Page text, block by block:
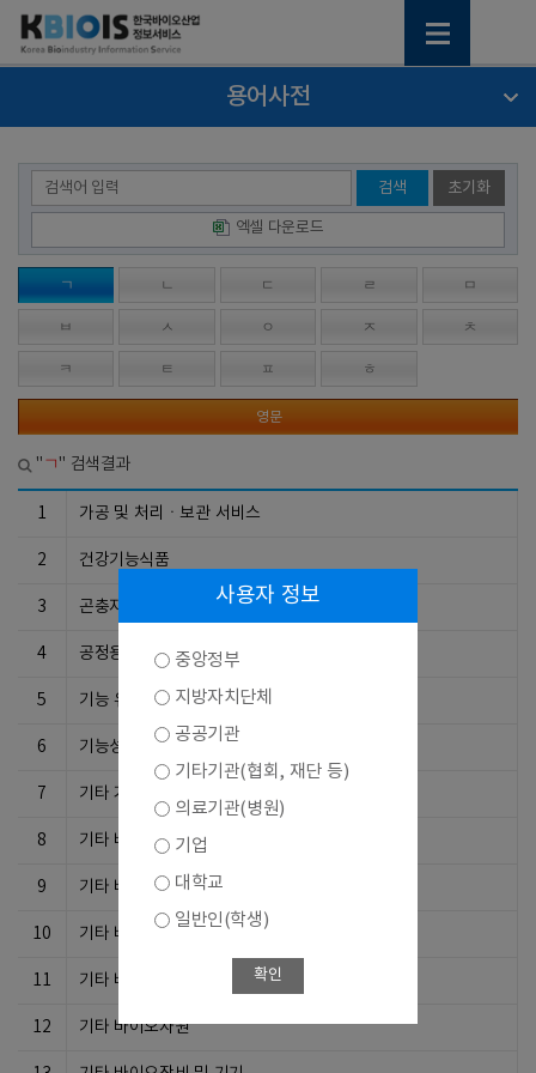
용어사전
검색 초기화
엑셀 다운로드
ㄱ ㄴ ㄷ ㄹ ㅁ
ㅂ ㅅ ㅇ ㅈ ㅊ
ㅋ ㅌ ㅍ ㅎ
영문
"ㄱ" 검색결과
1 가공 및 처리ㆍ보관 서비스
2 건강기능식품
3 곤충자원이용기술
4 공정용 부품
5 기능 유전체학기술
6 기능성 생체재료 개발기술
7 기타 거대분자공학기술
8 기타 바이오서비스
9 기타 바이오식품
10 기타 바이오의료기기
11 기타 바이오의약제품
12 기타 바이오자원
사용자 정보
중앙정부
지방자치단체
공공기관
기타기관(협회, 재단 등)
의료기관(병원)
기업
대학교
일반인(학생)
확인